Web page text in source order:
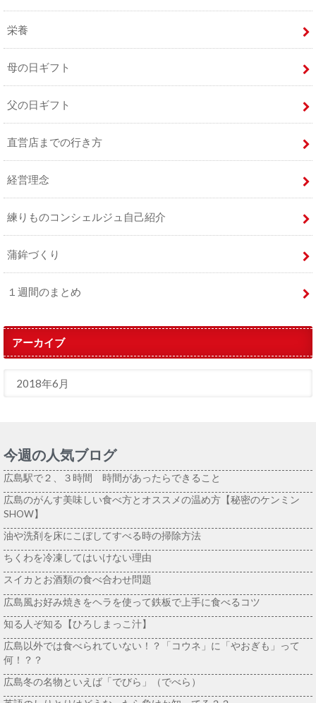
栄養
母の日ギフト
父の日ギフト
直営店までの行き方
経営理念
練りものコンシェルジュ自己紹介
蒲鉾づくり
１週間のまとめ
アーカイブ
今週の人気ブログ
広島駅で２、３時間 時間があったらできること
広島のがんす美味しい食べ方とオススメの温め方【秘密のケンミン
SHOW】
油や洗剤を床にこぼしてすべる時の掃除方法
ちくわを冷凍してはいけない理由
スイカとお酒類の食べ合わせ問題
広島風お好み焼きをヘラを使って鉄板で上手に食べるコツ
知る人ぞ知る【ひろしまっこ汁】
広島以外では食べられていない！？「コウネ」に「やおぎも」って
何！？？
広島冬の名物といえば「でびら」（でべら）